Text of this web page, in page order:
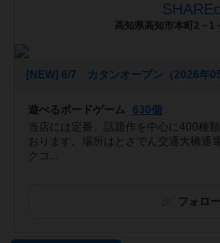
高知県高知市本町2－1
[NEW] 6/7 カタンオープン（2026年
遊べるボードゲーム
630個
当店には定番、話題作を中心に400種
おります。場所はとさでん交通大橋通
クコ...
フォロ